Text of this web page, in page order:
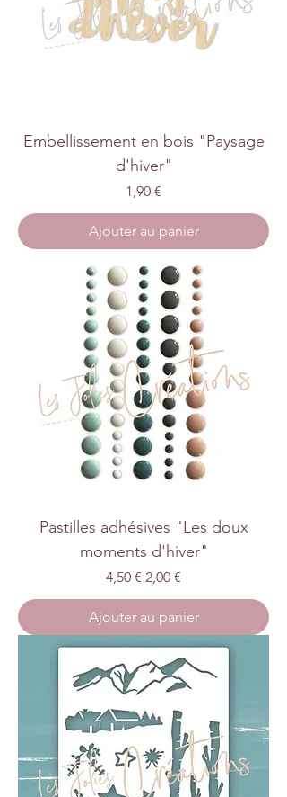
Embellissement en bois "Paysage
d'hiver"
Prix
1,90 €
Ajouter au panier
Pastilles adhésives "Les doux
moments d'hiver"
Prix original
4,50 € Prix promotionnel
2,00 €
Ajouter au panier